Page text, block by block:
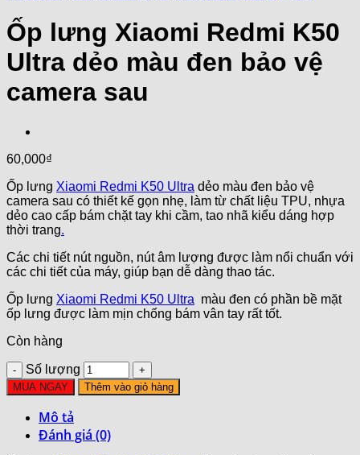
Ốp lưng Xiaomi Redmi K50
Ultra dẻo màu đen bảo vệ
camera sau
60,000₫
Ốp lưng Xiaomi Redmi K50 Ultra dẻo màu đen bảo vệ
camera sau có thiết kế gọn nhẹ, làm từ chất liệu TPU, nhựa
dẻo cao cấp bám chặt tay khi cầm, tao nhã kiểu dáng hợp
thời trang.
Các chi tiết nút nguồn, nút âm lượng được làm nổi chuẩn với
các chi tiết của máy, giúp bạn dễ dàng thao tác.
Ốp lưng Xiaomi Redmi K50 Ultra màu đen có phần bề mặt
ốp lưng được làm mịn chống bám vân tay rất tốt.
Còn hàng
Số lượng
MUA NGAY Thêm vào giỏ hàng
Mô tả
Đánh giá (0)